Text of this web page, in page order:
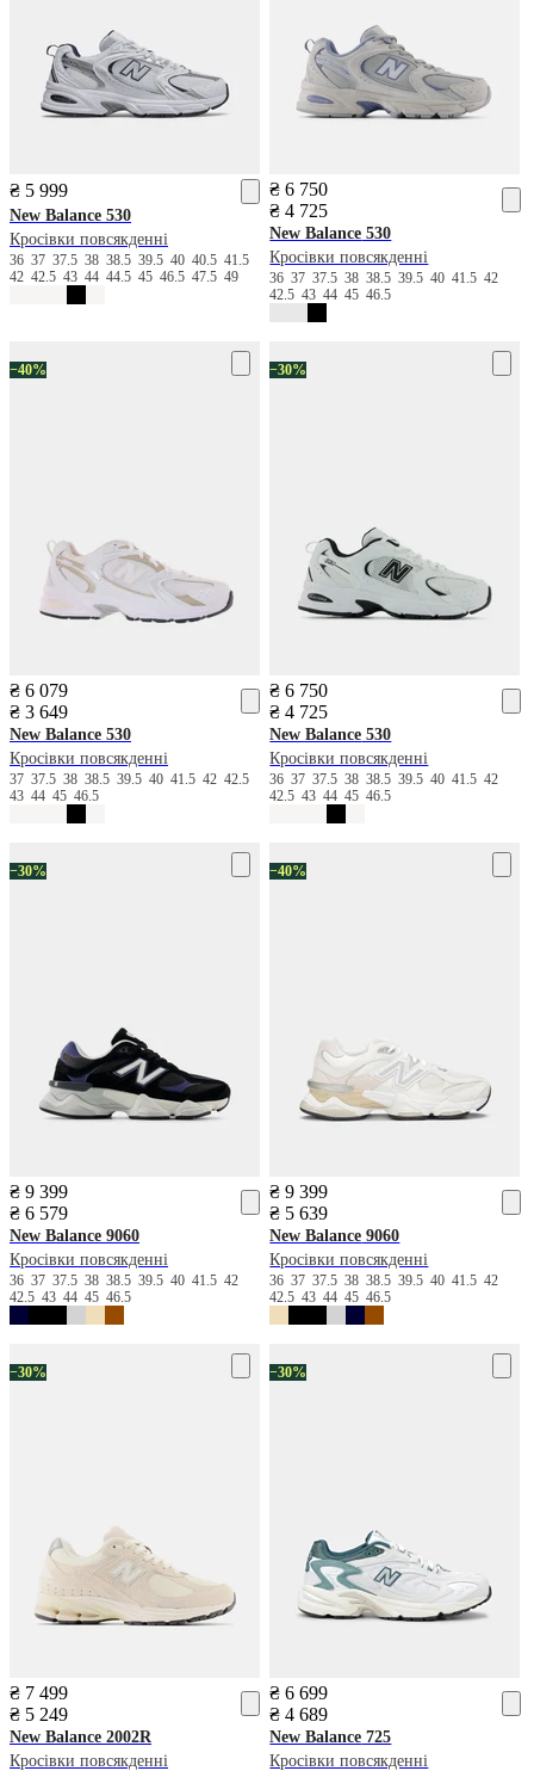
₴ 5 999
New Balance 530
Кросівки повсякденні
36 37 37.5 38 38.5 39.5 40 40.5 41.5
42 42.5 43 44 44.5 45 46.5 47.5 49
₴ 6 750
₴ 4 725
New Balance 530
Кросівки повсякденні
363737.53838.539.54041.542
42.543444546.5
−40%
₴ 6 079
₴ 3 649
New Balance 530
Кросівки повсякденні
37 37.5 38 38.5 39.5 40 41.5 42 42.5
43 44 45 46.5
−30%
₴ 6 750
₴ 4 725
New Balance 530
Кросівки повсякденні
363737.53838.539.54041.542
42.543444546.5
−30%
₴ 9 399
₴ 6 579
New Balance 9060
Кросівки повсякденні
36 37 37.5 38 38.5 39.5 40 41.5 42
42.5 43 44 45 46.5
−40%
₴ 9 399
₴ 5 639
New Balance 9060
Кросівки повсякденні
363737.53838.539.54041.542
42.543444546.5
−30%
₴ 7 499
₴ 5 249
New Balance 2002R
Кросівки повсякденні
−30%
₴ 6 699
₴ 4 689
New Balance 725
Кросівки повсякденні